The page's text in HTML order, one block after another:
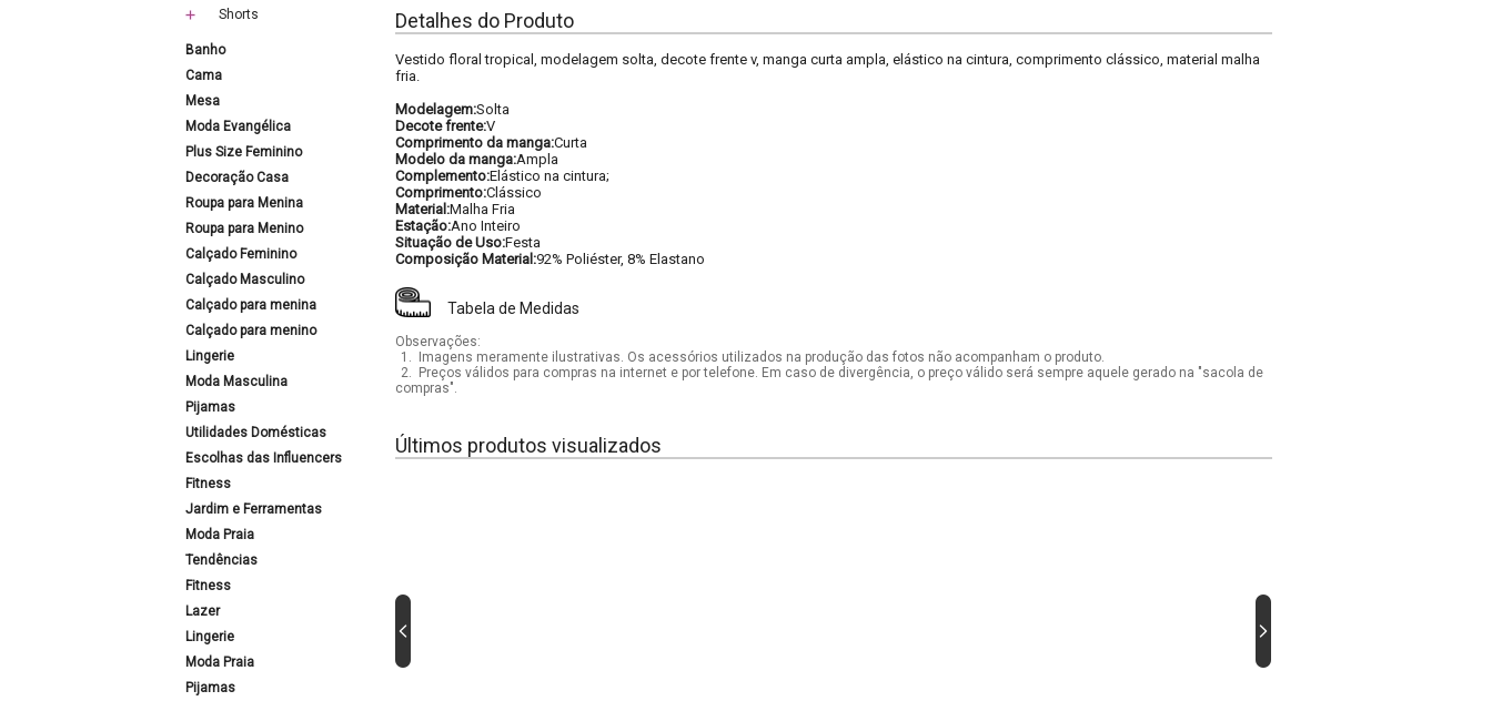
Shorts
Banho
Cama
Mesa
Moda Evangélica
Plus Size Feminino
Decoração Casa
Roupa para Menina
Roupa para Menino
Calçado Feminino
Calçado Masculino
Calçado para menina
Calçado para menino
Lingerie
Moda Masculina
Pijamas
Utilidades Domésticas
Escolhas das Influencers
Fitness
Jardim e Ferramentas
Moda Praia
Tendências
Fitness
Lazer
Lingerie
Moda Praia
Pijamas
Detalhes do Produto
Vestido floral tropical, modelagem solta, decote frente v, manga curta ampla, elástico na cintura, comprimento clássico, material malha
fria.
Modelagem:Solta
Decote frente:V
Comprimento da manga:Curta
Modelo da manga:Ampla
Complemento:Elástico na cintura;
Comprimento:Clássico
Material:Malha Fria
Estação:Ano Inteiro
Situação de Uso:Festa
Composição Material:92% Poliéster, 8% Elastano
Tabela de Medidas
Observações:
1.
Imagens meramente ilustrativas. Os acessórios utilizados na produção das fotos não acompanham o produto.
2.
Preços válidos para compras na internet e por telefone. Em caso de divergência, o preço válido será sempre aquele gerado na "sacola de
compras".
Últimos produtos visualizados